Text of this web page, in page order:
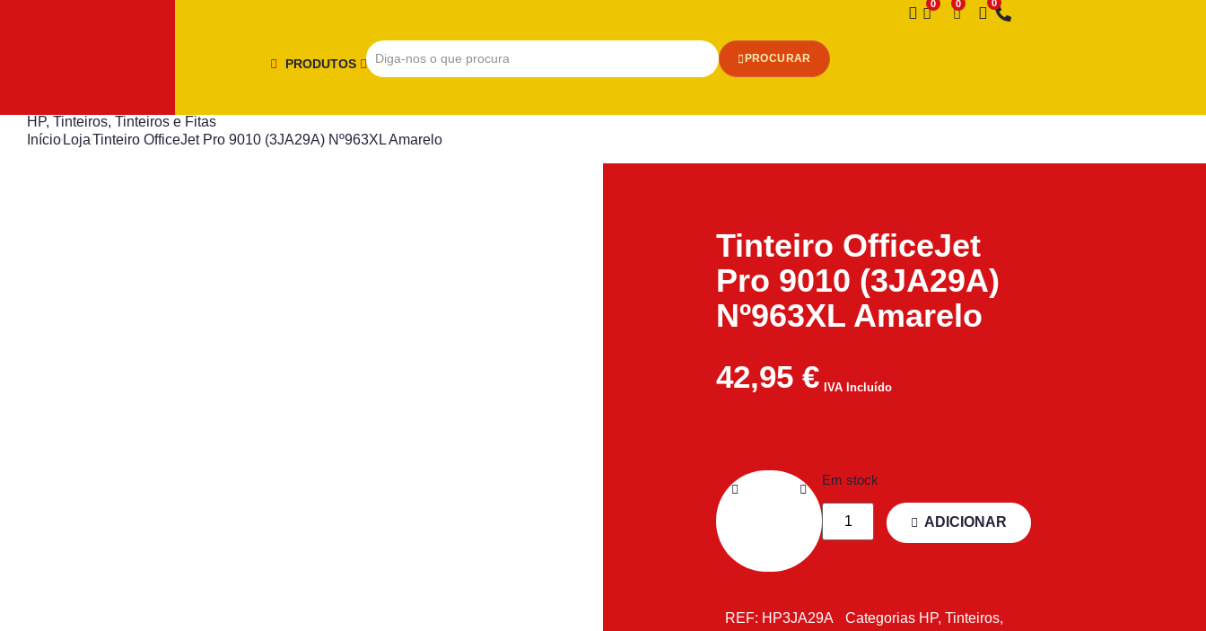
PRODUTOS PROCURAR
Desejo
HP, Tinteiros, Tinteiros e Fitas
Início LojaTinteiro OfficeJet Pro 9010 (3JA29A) Nº963XL Amarelo
Tinteiro OfficeJet
Pro 9010 (3JA29A)
Nº963XL Amarelo
42,95 € IVA Incluído
Em stock
ADICIONAR
REF: HP3JA29A Categorias HP, Tinteiros,